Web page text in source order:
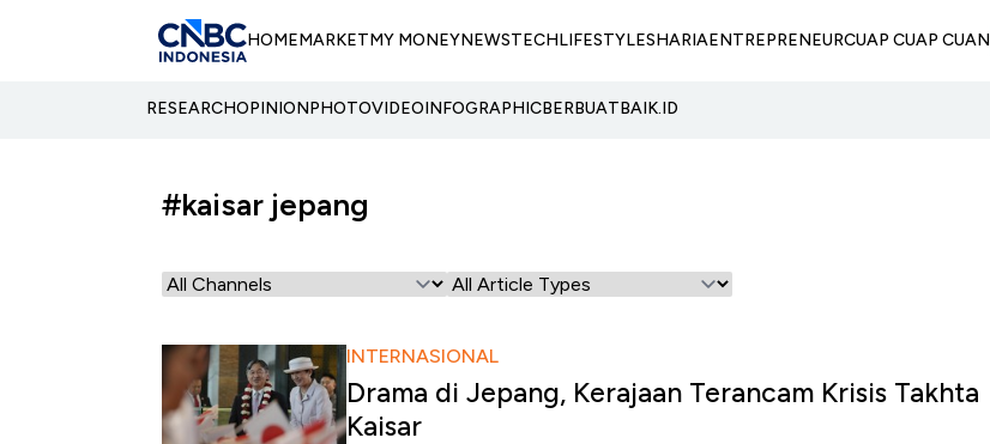
HOMEMARKETMY MONEYNEWSTECHLIFESTYLESHARIAENTREPRENEURCUAP CUAP CUAN
RESEARCHOPINIONPHOTOVIDEOINFOGRAPHICBERBUATBAIK.ID
#kaisar jepang
INTERNASIONAL
Drama di Jepang, Kerajaan Terancam Krisis Takhta
Kaisar